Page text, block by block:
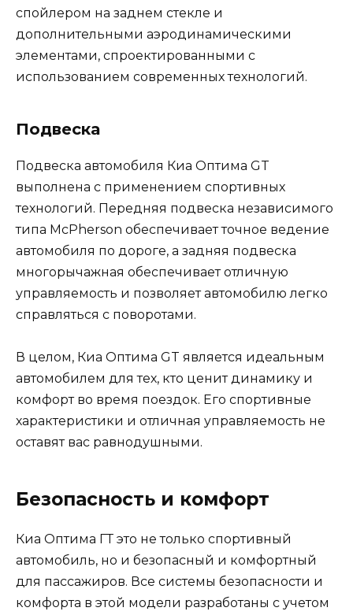
спойлером на заднем стекле и
дополнительными аэродинамическими
элементами, спроектированными с
использованием современных технологий.
Подвеска
Подвеска автомобиля Киа Оптима GT
выполнена с применением спортивных
технологий. Передняя подвеска независимого
типа McPherson обеспечивает точное ведение
автомобиля по дороге, а задняя подвеска
многорычажная обеспечивает отличную
управляемость и позволяет автомобилю легко
справляться с поворотами.
В целом, Киа Оптима GT является идеальным
автомобилем для тех, кто ценит динамику и
комфорт во время поездок. Его спортивные
характеристики и отличная управляемость не
оставят вас равнодушными.
Безопасность и комфорт
Киа Оптима ГТ это не только спортивный
автомобиль, но и безопасный и комфортный
для пассажиров. Все системы безопасности и
комфорта в этой модели разработаны с учетом